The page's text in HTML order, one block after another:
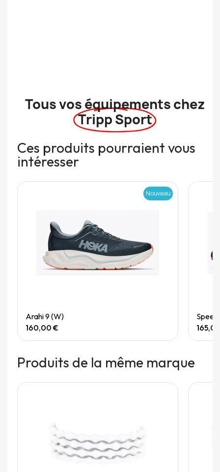
Tous vos équipements chez
Tripp Sport
Ces produits pourraient vous
intéresser
Nouveau
Arahi 9 (W)
160,00 €
Produits de la même marque